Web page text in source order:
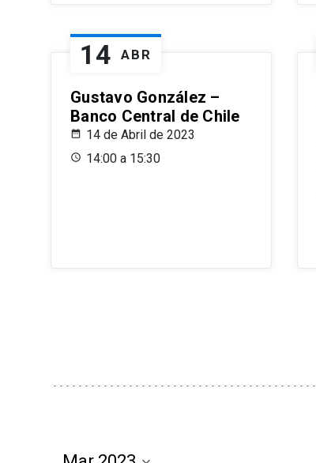
14 ABR
Gustavo González –
Banco Central de Chile
14 de Abril de 2023
14:00 a 15:30